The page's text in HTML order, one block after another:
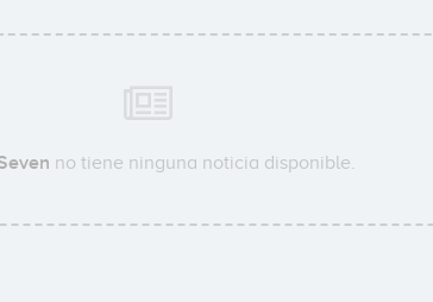
no tiene ninguna noticia disponible.